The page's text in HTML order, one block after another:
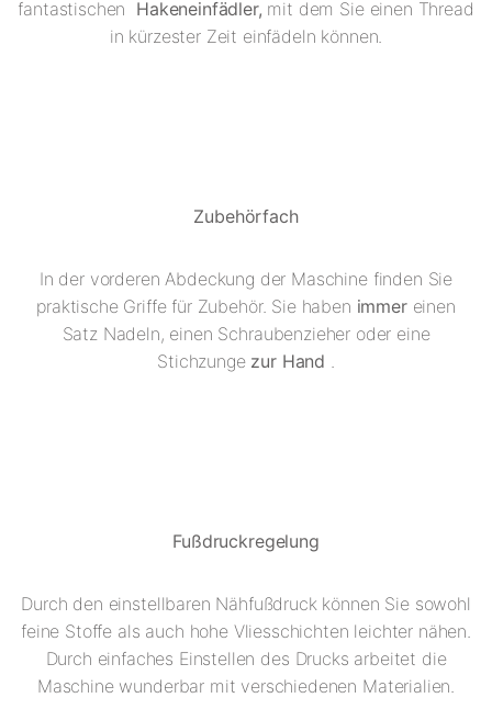
fantastischen Hakeneinfädler, mit dem Sie einen Thread
in kürzester Zeit einfädeln können.
Zubehörfach
In der vorderen Abdeckung der Maschine finden Sie
praktische Griffe für Zubehör. Sie haben immereinen
Satz Nadeln, einen Schraubenzieher oder eine
Stichzunge zur Hand .
Fußdruckregelung
Durch den einstellbaren Nähfußdruck können Sie sowohl
feine Stoffe als auch hohe Vliesschichten leichter nähen.
Durch einfaches Einstellen des Drucks arbeitet die
Maschine wunderbar mit verschiedenen Materialien.